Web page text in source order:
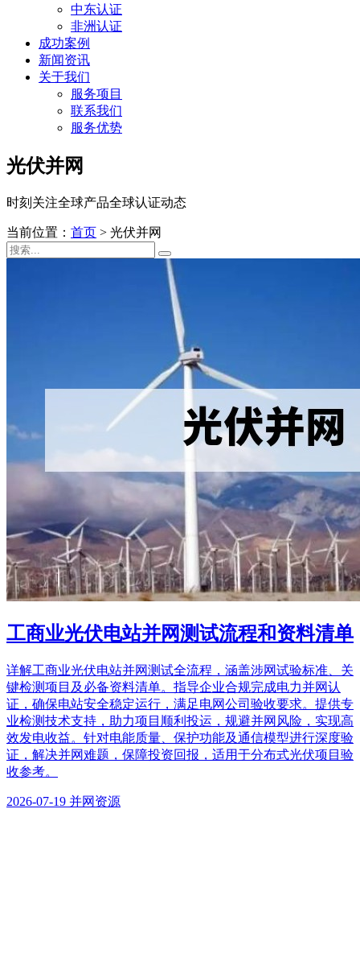
中东认证
非洲认证
成功案例
新闻资讯
关于我们
服务项目
联系我们
服务优势
光伏并网
时刻关注全球产品全球认证动态
当前位置： 首页 > 光伏并网
工商业光伏电站并网测试流程和资料清单
详解工商业光伏电站并网测试全流程，涵盖涉网试验标准、关
键检测项目及必备资料清单。指导企业合规完成电力并网认
证，确保电站安全稳定运行，满足电网公司验收要求。提供专
业检测技术支持，助力项目顺利投运，规避并网风险，实现高
效发电收益。针对电能质量、保护功能及通信模型进行深度验
证，解决并网难题，保障投资回报，适用于分布式光伏项目验
收参考。
2026-07-19 并网资源